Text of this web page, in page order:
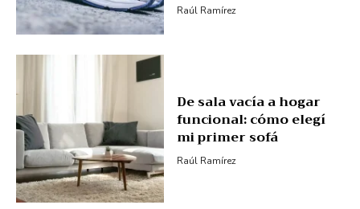
Raúl Ramírez
De sala vacía a hogar
funcional: cómo elegí
mi primer sofá
Raúl Ramírez